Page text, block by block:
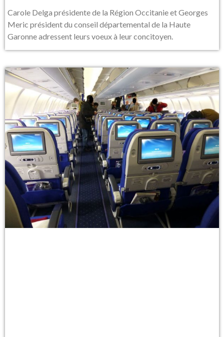
Carole Delga présidente de la Région Occitanie et Georges
Meric président du conseil départemental de la Haute
Garonne adressent leurs voeux à leur concitoyen.